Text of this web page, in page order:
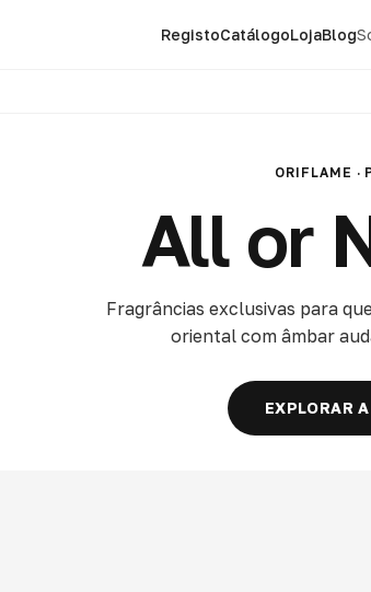
RegistoCatálogoLojaBlog
ORIFLAME ·
All or
Fragrâncias exclusivas para
oriental com âmbar
EXPLORAR